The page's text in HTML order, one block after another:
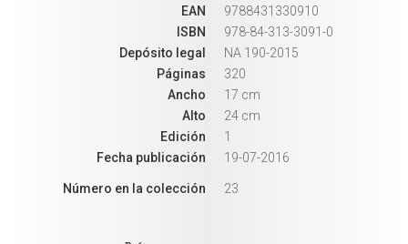
EAN
9788431330910
ISBN
978-84-313-3091-0
Depósito legal
NA 190-2015
Páginas
320
Ancho
17 cm
Alto
24 cm
Edición
1
Fecha publicación
19-07-2016
Número en la colección 23